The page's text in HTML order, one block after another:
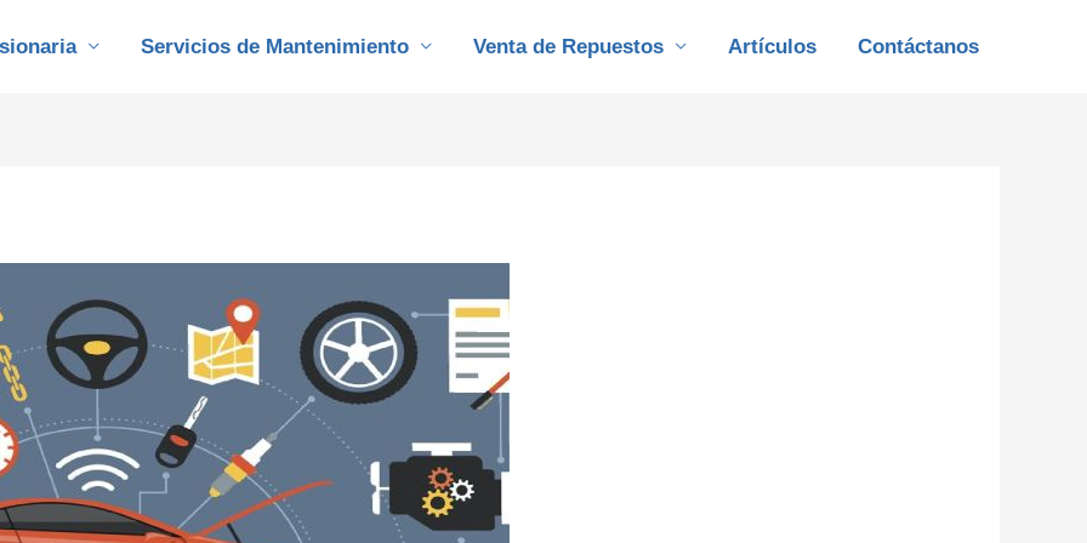
Servicios de Mantenimiento Venta de Repuestos Artículos Contáctanos